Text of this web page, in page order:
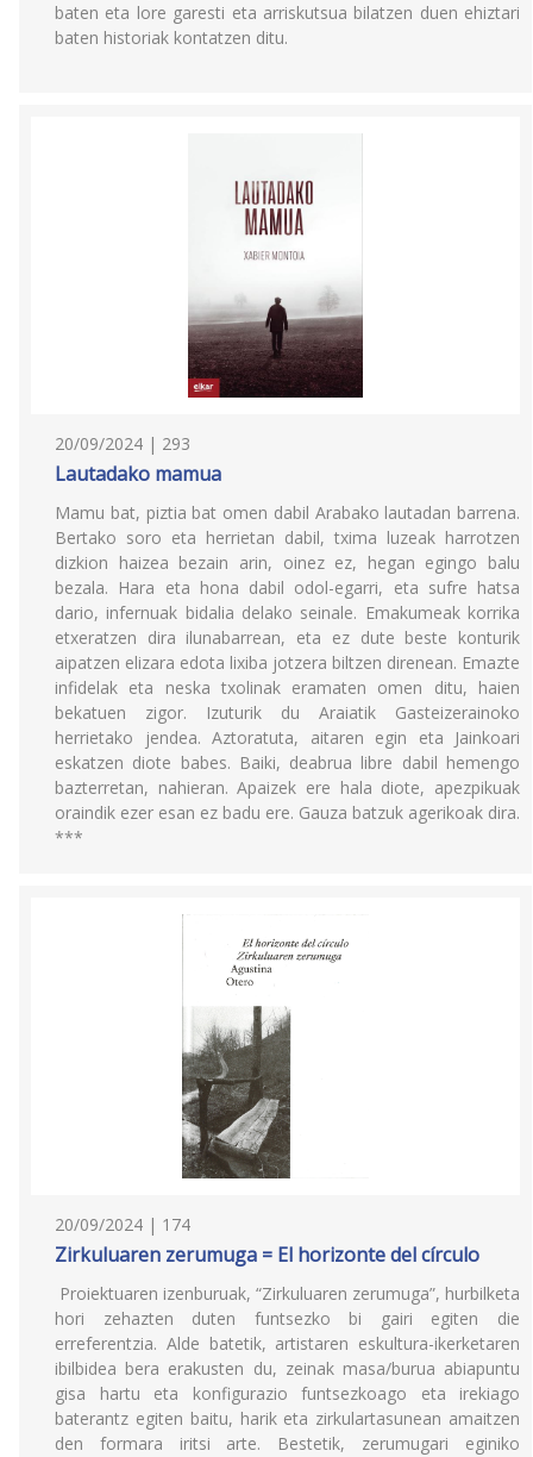
baten eta lore garesti eta arriskutsua bilatzen duen ehiztari
baten historiak kontatzen ditu.
20/09/2024 | 293
Lautadako mamua
Mamu bat, piztia bat omen dabil Arabako lautadan barrena.
Bertako soro eta herrietan dabil, txima luzeak harrotzen
dizkion haizea bezain arin, oinez ez, hegan egingo balu
bezala. Hara eta hona dabil odol-egarri, eta sufre hatsa
dario, infernuak bidalia delako seinale. Emakumeak korrika
etxeratzen dira ilunabarrean, eta ez dute beste konturik
aipatzen elizara edota lixiba jotzera biltzen direnean. Emazte
infidelak eta neska txolinak eramaten omen ditu, haien
bekatuen zigor. Izuturik du Araiatik Gasteizerainoko
herrietako jendea. Aztoratuta, aitaren egin eta Jainkoari
eskatzen diote babes. Baiki, deabrua libre dabil hemengo
bazterretan, nahieran. Apaizek ere hala diote, apezpikuak
oraindik ezer esan ez badu ere. Gauza batzuk agerikoak dira.
***
20/09/2024 | 174
Zirkuluaren zerumuga = El horizonte del círculo
Proiektuaren izenburuak, “Zirkuluaren zerumuga”, hurbilketa
hori zehazten duten funtsezko bi gairi egiten die
erreferentzia. Alde batetik, artistaren eskultura-ikerketaren
ibilbidea bera erakusten du, zeinak masa/burua abiapuntu
gisa hartu eta konfigurazio funtsezkoago eta irekiago
baterantz egiten baitu, harik eta zirkulartasunean amaitzen
den formara iritsi arte. Bestetik, zerumugari eginiko